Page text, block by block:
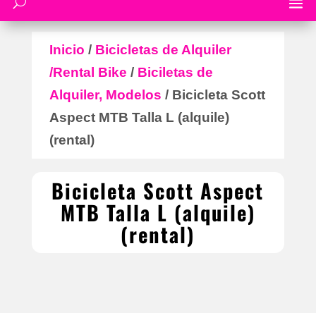
Inicio / Bicicletas de Alquiler
/Rental Bike / Biciletas de
Alquiler, Modelos / Bicicleta Scott
Aspect MTB Talla L (alquile)
(rental)
Bicicleta Scott Aspect
MTB Talla L (alquile)
(rental)